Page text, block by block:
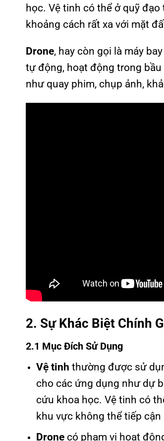
học. Vệ tinh có thể ở quỹ đạo
khoảng cách rất xa với mặt
Drone, hay còn gọi là máy
tự động, hoạt động trong
như quay phim, chụp ảnh,
2. Sự Khác Biệt Chính
2.1 Mục Đích Sử Dụng
Vệ tinh thường được sử
cho các ứng dụng như dự
cứu khoa học. Vệ tinh có
khu vực không thể tiếp
Dronecó phạm vi hoạt